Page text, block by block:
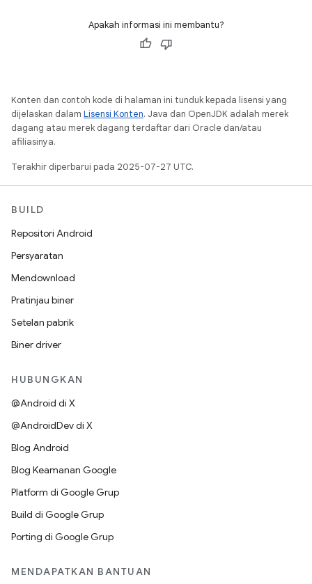
Apakah informasi ini membantu?
Konten dan contoh kode di halaman ini tunduk kepada lisensi yang
dijelaskan dalam Lisensi Konten. Java dan OpenJDK adalah merek
dagang atau merek dagang terdaftar dari Oracle dan/atau
afiliasinya.
Terakhir diperbarui pada 2025-07-27 UTC.
BUILD
Repositori Android
Persyaratan
Mendownload
Pratinjau biner
Setelan pabrik
Biner driver
HUBUNGKAN
@Android di X
@AndroidDev di X
Blog Android
Blog Keamanan Google
Platform di Google Grup
Build di Google Grup
Porting di Google Grup
MENDAPATKAN BANTUAN